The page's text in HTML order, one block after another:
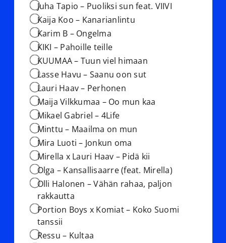
Juha Tapio – Puoliksi sun feat. VIIVI
Kaija Koo – Kanarianlintu
Karim B – Ongelma
KIKI – Pahoille teille
KUUMAA – Tuun viel himaan
Lasse Havu – Saanu oon sut
Lauri Haav – Perhonen
Maija Vilkkumaa – Oo mun kaa
Mikael Gabriel – 4Life
Minttu – Maailma on mun
Mira Luoti – Jonkun oma
Mirella x Lauri Haav – Pidä kii
Olga – Kansallisaarre (feat. Mirella)
Olli Halonen – Vähän rahaa, paljon
rakkautta
Portion Boys x Komiat – Koko Suomi
tanssii
Ressu – Kultaa